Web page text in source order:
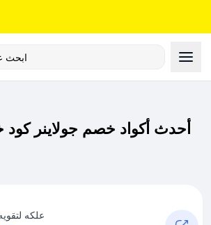
ابحث
أحدث أكواد خصم جولاينر
علكه